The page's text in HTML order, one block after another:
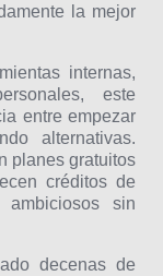
la mejor
internas,
este
entre empezar
alternativas.
planes gratuitos
créditos de
sin
decenas de